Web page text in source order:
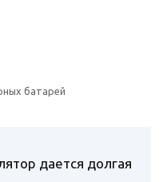
батарей
дается долгая